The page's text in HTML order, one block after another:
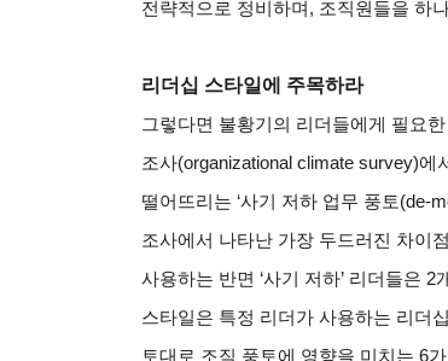
전략적으로 정비하며, 조직원들을 하
리더십 스타일에 주목하라
그렇다면 불황기의 리더들에게 필요
조사(organizational climate survey)에
떨어뜨리는 ‘사기 저하 업무 풍토(de-
조사에서 나타난 가장 두드러진 차이
사용하는 반면 ‘사기 저하’ 리더들은
스타일은 특정 리더가 사용하는 리더
토대로 조직 풍토에 영향을 미치는 6